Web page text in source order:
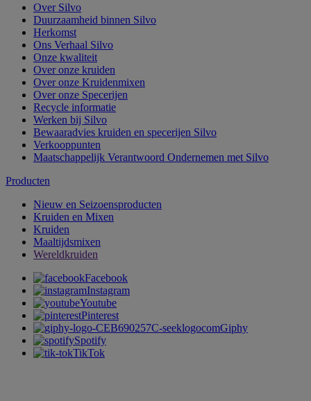
Over Silvo
Duurzaamheid binnen Silvo
Herkomst
Ons Verhaal Silvo
Onze kwaliteit
Over onze kruiden
Over onze Kruidenmixen
Over onze Specerijen
Recycle informatie
Werken bij Silvo
Bewaaradvies kruiden en specerijen Silvo
Verkooppunten
Maatschappelijk Verantwoord Ondernemen met Silvo
Producten
Nieuw en Seizoensproducten
Kruiden en Mixen
Kruiden
Maaltijdsmixen
Wereldkruiden
Facebook
Instagram
Youtube
Pinterest
Giphy
Spotify
TikTok